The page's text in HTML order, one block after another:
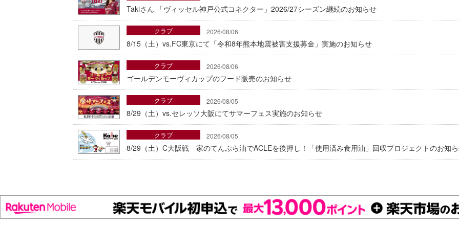
Takiさん 「ヴィッセル神戸公式コネクター」2026/27シーズン継続のお知らせ
2026/08/06
8/15（土）vs.FC東京にて「令和8年熊本地震被害支援募金」実施のお知らせ
クラブ
2026/08/06
ゴールデンモーヴィカップのフード販売のお知らせ
クラブ
2026/08/05
8/29（土）vs.セレッソ大阪にてサマーフェス実施のお知らせ
クラブ
2026/08/05
8/29（土）C大阪戦 家のてんぷら油でACLEを後押し！「使用済み食用油」回収プロジェクトのお知
クラブ